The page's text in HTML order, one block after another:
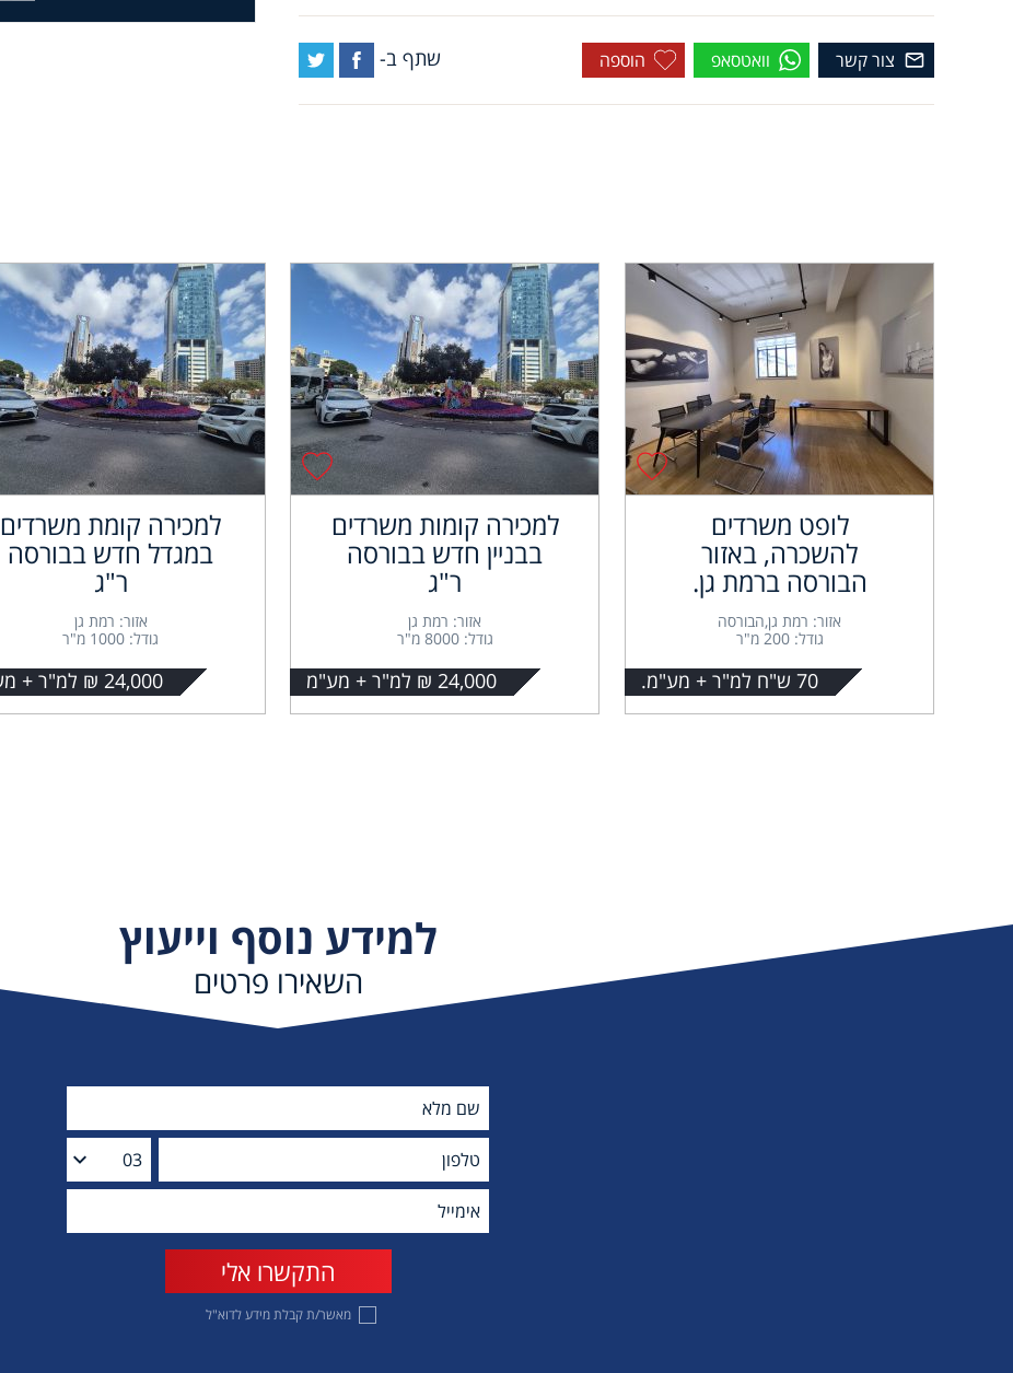
צור קשר וואטסאפ הוספה שתף ב-
לופט משרדים
להשכרה, באזור
הבורסה ברמת גן.
אזור: רמת גן,הבורסה
גודל: 200 מ"ר
70 ש"ח למ"ר + מע"מ.
למכירה קומות משרדים
בבניין חדש בבורסה
ר"ג
אזור: רמת גן
גודל: 8000 מ"ר
24,000 ₪ למ"ר + מע"מ
למכירה קומת משרדים
במגדל חדש בבורסה
ר"ג
אזור: רמת גן
גודל: 1000 מ"ר
24,000 ₪ למ"ר + מע"מ
למידע נוסף וייעוץ
השאירו פרטים
מאשר/ת קבלת מידע לדוא"ל